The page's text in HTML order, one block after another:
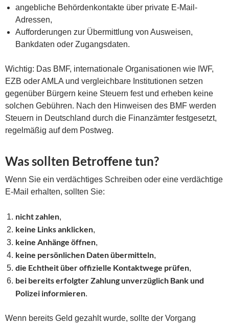
angebliche Behördenkontakte über private E-Mail-
Adressen,
Aufforderungen zur Übermittlung von Ausweisen,
Bankdaten oder Zugangsdaten.
Wichtig: Das BMF, internationale Organisationen wie IWF,
EZB oder AMLA und vergleichbare Institutionen setzen
gegenüber Bürgern keine Steuern fest und erheben keine
solchen Gebühren. Nach den Hinweisen des BMF werden
Steuern in Deutschland durch die Finanzämter festgesetzt,
regelmäßig auf dem Postweg.
Was sollten Betroffene tun?
Wenn Sie ein verdächtiges Schreiben oder eine verdächtige
E-Mail erhalten, sollten Sie:
nicht zahlen,
keine Links anklicken,
keine Anhänge öffnen,
keine persönlichen Daten übermitteln,
die Echtheit über offizielle Kontaktwege prüfen,
bei bereits erfolgter Zahlung unverzüglich Bank und
Polizei informieren.
Wenn bereits Geld gezahlt wurde, sollte der Vorgang